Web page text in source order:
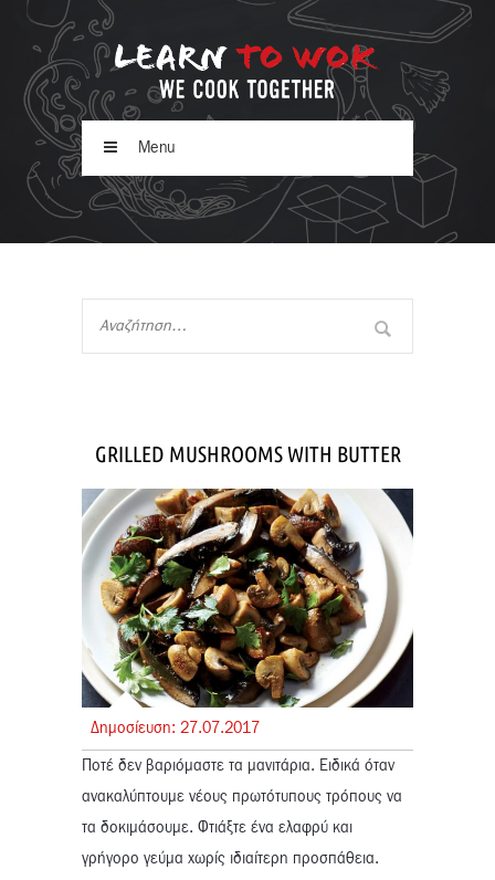
Menu
GRILLED MUSHROOMS WITH BUTTER
Δημοσίευση: 27.07.2017
Ποτέ δεν βαριόμαστε τα μανιτάρια. Ειδικά όταν
ανακαλύπτουμε νέους πρωτότυπους τρόπους να
τα δοκιμάσουμε. Φτιάξτε ένα ελαφρύ και
γρήγορο γεύμα χωρίς ιδιαίτερη προσπάθεια.